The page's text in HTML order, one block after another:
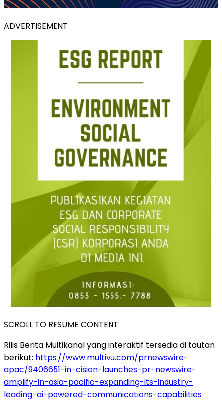
ADVERTISEMENT
SCROLL TO RESUME CONTENT
Rilis Berita Multikanal yang interaktif tersedia di tautan
berikut: https://www.multivu.com/prnewswire-
apac/9406651-in-cision-launches-pr-newswire-
amplify-in-asia-pacific-expanding-its-industry-
leading-ai-powered-communications-capabilities